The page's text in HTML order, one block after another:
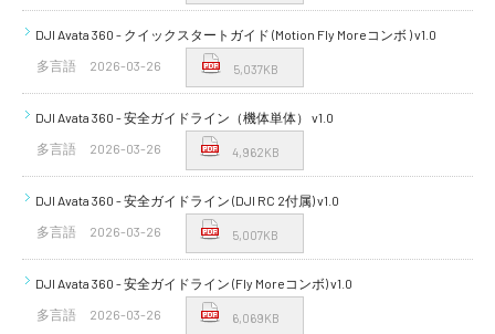
DJI Avata 360 - クイックスタートガイド (Motion Fly Moreコンボ ) v1.0
多言語
2026-03-26 5,037KB
DJI Avata 360 - 安全ガイドライン（機体単体） v1.0
多言語
2026-03-26 4,962KB
DJI Avata 360 - 安全ガイドライン (DJI RC 2付属) v1.0
多言語
2026-03-26 5,007KB
DJI Avata 360 - 安全ガイドライン (Fly Moreコンボ) v1.0
多言語
2026-03-26 6,069KB